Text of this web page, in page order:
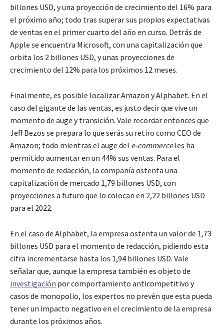
billones USD, y una proyección de crecimiento del 16% para
el próximo año; todo tras superar sus propios expectativas
de ventas en el primer cuarto del año en curso. Detrás de
Apple se encuentra Microsoft, con una capitalización que
orbita los 2 billones USD, y unas proyecciones de
crecimiento del 12% para los próximos 12 meses.
Finalmente, es posible localizar Amazon y Alphabet. En el
caso del gigante de las ventas, es justo decir que vive un
momento de auge y transición. Vale recordar entonces que
Jeff Bezos se prepara lo que serás su retiro como CEO de
Amazon; todo mientras el auge del e-commerceles ha
permitido aumentar en un 44% sus ventas. Para el
momento de redacción, la compañía ostenta una
capitalización de mercado 1,79 billones USD, con
proyecciones a futuro que lo colocan en 2,22 billones USD
para el 2022.
En el caso de Alphabet, la empresa ostenta un valor de 1,73
billones USD para el momento de redacción, pidiendo esta
cifra incrementarse hasta los 1,94 billones USD. Vale
señalar que, aunque la empresa también es objeto de
investigación por comportamiento anticompetitivo y
casos de monopolio, los expertos no prevén que esta pueda
tener un impacto negativo en el crecimiento de la empresa
durante los próximos años.